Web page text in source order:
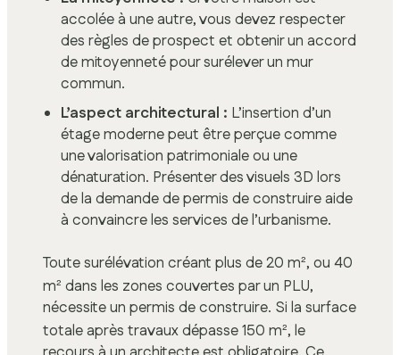
accolée à une autre, vous devez respecter
des règles de prospect et obtenir un accord
de mitoyenneté pour surélever un mur
commun.
L’aspect architectural : L’insertion d’un
étage moderne peut être perçue comme
une valorisation patrimoniale ou une
dénaturation. Présenter des visuels 3D lors
de la demande de permis de construire aide
à convaincre les services de l’urbanisme.
Toute surélévation créant plus de 20 m², ou 40
m² dans les zones couvertes par un PLU,
nécessite un permis de construire. Si la surface
totale après travaux dépasse 150 m², le